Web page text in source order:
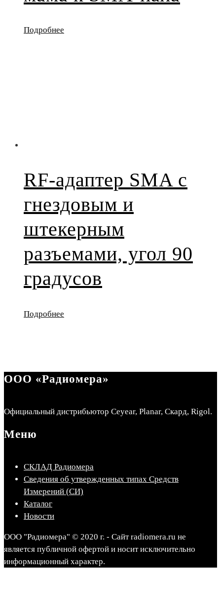
Подробнее
RF-адаптер SMA с
гнездовым и
штекерным
разъемами, угол 90
градусов
Подробнее
ООО «Радиомера»
Официальный дистрибьютор Ceyear, Planar, Скард, Rigol.
Меню
СКЛАД Радиомера
Сведения об утвержденных типах Средств
Измерений (СИ)
Каталог
Новости
ООО "Радиомера" © 2020 г. - Сайт radiomera.ru не
является публичной офертой и носит исключительно
информационный характер.